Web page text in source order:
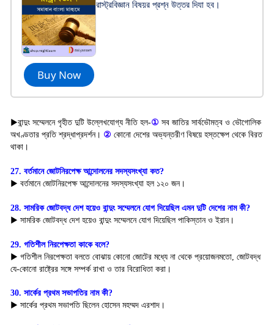
Buy Now
রাস্ট্রবিজ্ঞান বিষয়র প্রশ্ন উত্তর দিযা হব।
▶বান্দুং সম্মেলনে গৃহীত দুটি উল্লেখযোগ্য নীতি হল-① সব জাতির সার্বভৌমত্ব ও ভৌগোলিক
অখণ্ডতার প্রতি শ্রদ্ধাপ্রদর্শন। ② কোনো দেশের অভ্যন্তরীণ বিষয়ে হস্তক্ষেপ থেকে বিরত
থাকা।
27. বর্তমানে জোটনিরপেক্ষ আন্দোলনের সদস্যসংখ্যা কত?
▶ বর্তমানে জোটনিরপেক্ষ আন্দোলনের সদস্যসংখ্যা হল ১২০ জন।
28. সামরিক জোটবদ্ধ দেশ হয়েও বান্দুং সম্মেলনে যোগ দিয়েছিল এমন দুটি দেশের নাম কী?
▶ সামরিক জোটবদ্ধ দেশ হয়েও বান্দুং সম্মেলনে যোগ দিয়েছিল পাকিস্তান ও ইরান।
29. গতিশীল নিরপেক্ষতা কাকে বলে?
▶ গতিশীল নিরপেক্ষতা বলতে বোঝায় কোনো জোটের মধ্যে না থেকে প্রয়োজনমতো, জোটবদ্ধ
যে-কোনো রাষ্ট্রের সঙ্গে সম্পর্ক রাখা ও তার বিরোধিতা করা।
30. সার্কের প্রথম সভাপতির নাম কী?
▶ সার্কের প্রথম সভাপতি ছিলেন হোসেন মহম্মদ এরশাদ।